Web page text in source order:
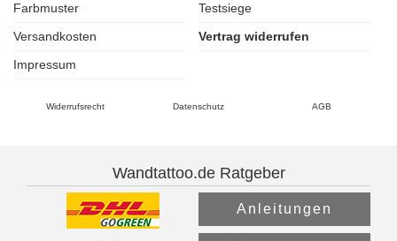
Farbmuster
Testsiege
Versandkosten
Vertrag widerrufen
Impressum
Widerrufsrecht Datenschutz AGB
Wandtattoo.de Ratgeber
Anleitungen